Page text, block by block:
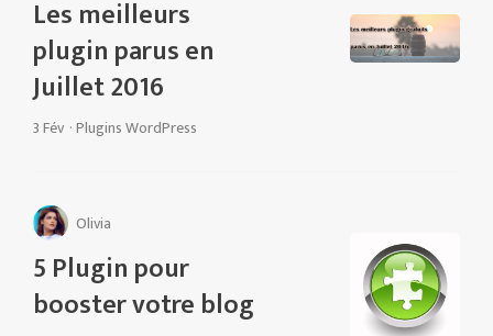
Les meilleurs
plugin parus en
Juillet 2016
3 Fév ·Plugins WordPress
Olivia
5 Plugin pour
booster votre blog